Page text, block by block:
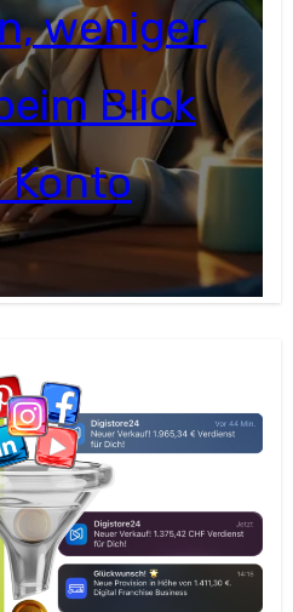
weniger
Blick
Konto